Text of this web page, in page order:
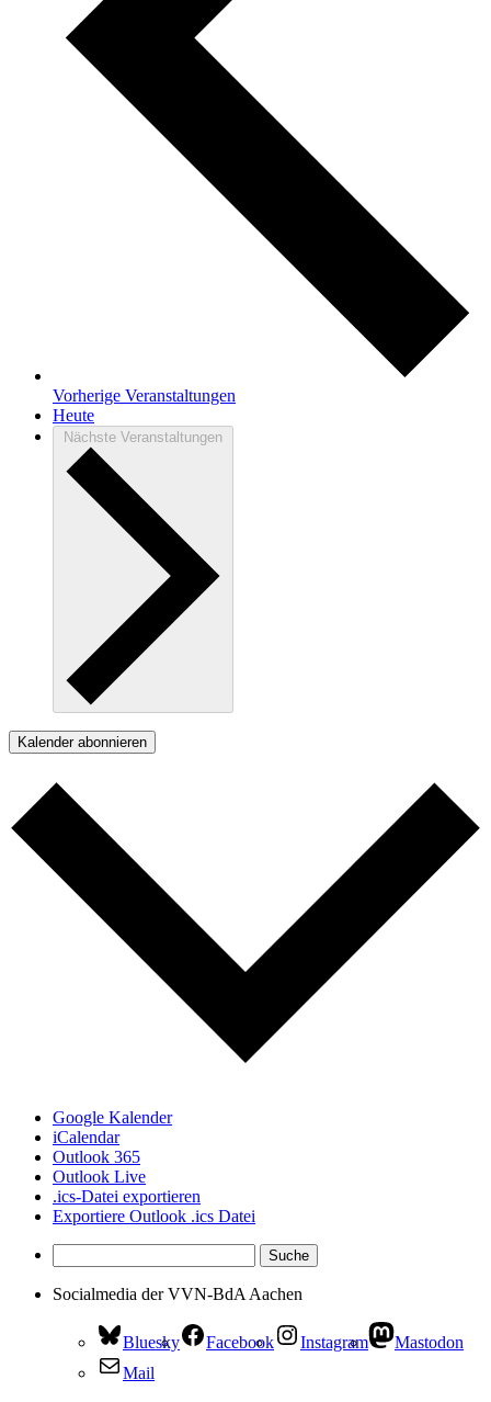
Vorherige Veranstaltungen
Heute
Nächste Veranstaltungen
Kalender abonnieren
Google Kalender
iCalendar
Outlook 365
Outlook Live
.ics-Datei exportieren
Exportiere Outlook .ics Datei
Socialmedia der VVN-BdA Aachen
Bluesky Facebook Instagram
Mastodon
Mail